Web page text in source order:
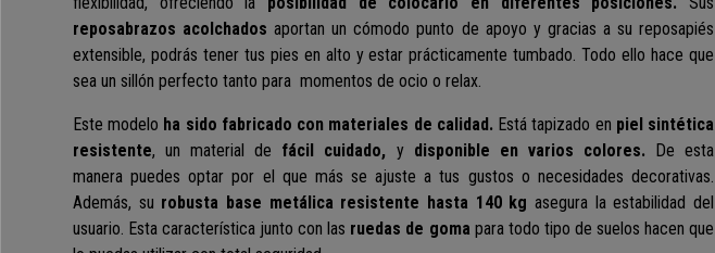
reposabrazos acolchados aportan un cómodo punto de apoyo y gracias a su reposapiés
extensible, podrás tener tus pies en alto y estar prácticamente tumbado. Todo ello hace que
sea un sillón perfecto tanto para momentos de ocio o relax.
Este modelo ha sido fabricado con materiales de calidad. Está tapizado en piel sintética
resistente, un material de fácil cuidado, y disponible en varios colores.
De esta
manera puedes optar por el que más se ajuste a tus gustos o necesidades decorativas.
Además, su robusta base metálica resistente hasta 140 kg asegura la estabilidad del
usuario. Esta característica junto con las ruedas de goma para todo tipo de suelos hacen que